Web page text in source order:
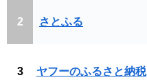
2 さとふる
3 ヤフーのふるさと納税